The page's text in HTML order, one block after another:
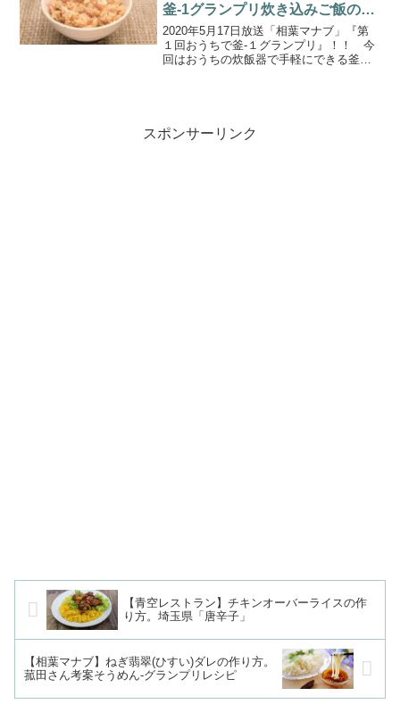
釜-1グランプリ炊き込みご飯のレ
シピ（2020.5.17）
2020年5月17日放送「相葉マナブ」『第
１回おうちで釜-１グランプリ』！！ 今
回はおうちの炊飯器で手軽にできる釜飯
スポンサーリンク
【青空レストラン】チキンオーバーライスの作
り方。埼玉県「唐辛子」
【相葉マナブ】ねぎ翡翠(ひすい)ダレの作り方。
菰田さん考案そうめん-グランプリレシピ